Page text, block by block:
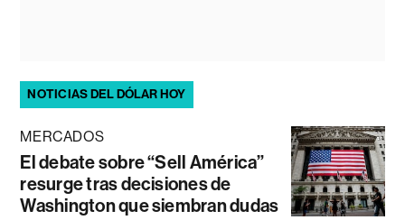
NOTICIAS DEL DÓLAR HOY
MERCADOS
El debate sobre “Sell América”
resurge tras decisiones de
Washington que siembran dudas